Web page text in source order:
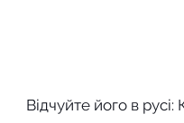
Відчуйте його в